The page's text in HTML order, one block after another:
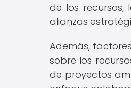
de los
alianzas
Además,
sobre los
de proyectos